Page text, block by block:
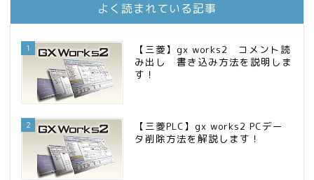
庶民的家族がインデックス投資でセミリタイア目指してみた
よく読まれている記事
1
【三菱】gx works2 コメント読
み出し 書き込み方法を説明しま
す！
2
【三菱PLC】gx works2 PCデー
タ削除方法を解説します！